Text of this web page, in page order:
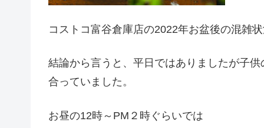
コストコ富谷倉庫店の2022年お盆後の混雑
結論から言うと、平日ではありましたが子
合っていました。
お昼の12時～PM２時ぐらいでは